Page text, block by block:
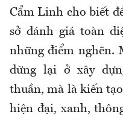
Cẩm Linh cho biết
sở đánh giá toàn
những điểm nghẽn.
dừng lại ở xây
thuần, mà là kiến
hiện đại, xanh,